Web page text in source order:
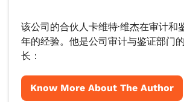
该公司的合伙人卡维特·维杰在审计和
年的经验。他是公司审计与鉴证部门
长：
Know More About The Author